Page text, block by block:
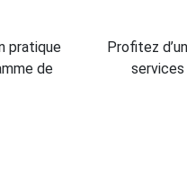
pratique
de
Profitez
services